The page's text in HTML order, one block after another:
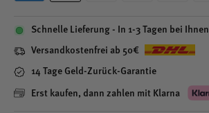
Schnelle Lieferung - In 1-3 Tagen bei Ihnen
Versandkostenfrei ab 50€
14 Tage Geld-Zurück-Garantie
Erst kaufen, dann zahlen mit Klarna